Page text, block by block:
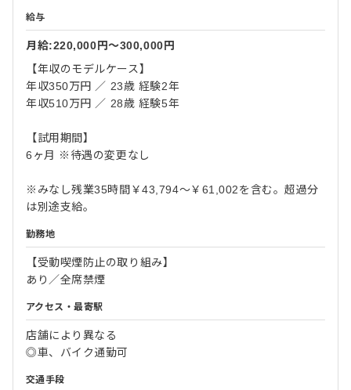
給与
月給:220,000円〜300,000円
【年収のモデルケース】
年収350万円 ／ 23歳 経験2年
年収510万円 ／ 28歳 経験5年
【試用期間】
6ヶ月 ※待遇の変更なし
※みなし残業35時間￥43,794～￥61,002を含む。超過分
は別途支給。
勤務地
【受動喫煙防止の取り組み】
あり／全席禁煙
アクセス・最寄駅
店舗により異なる
◎車、バイク通勤可
交通手段